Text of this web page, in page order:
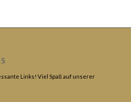
Links! Viel Spaß auf unserer